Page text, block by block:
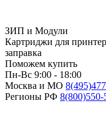
ЗИП и Модули
Картриджи для
заправка
Поможем купить
Пн-Вс 9:00 - 18:00
Москва и МО 8(495)
Регионы РФ 8(800)550-